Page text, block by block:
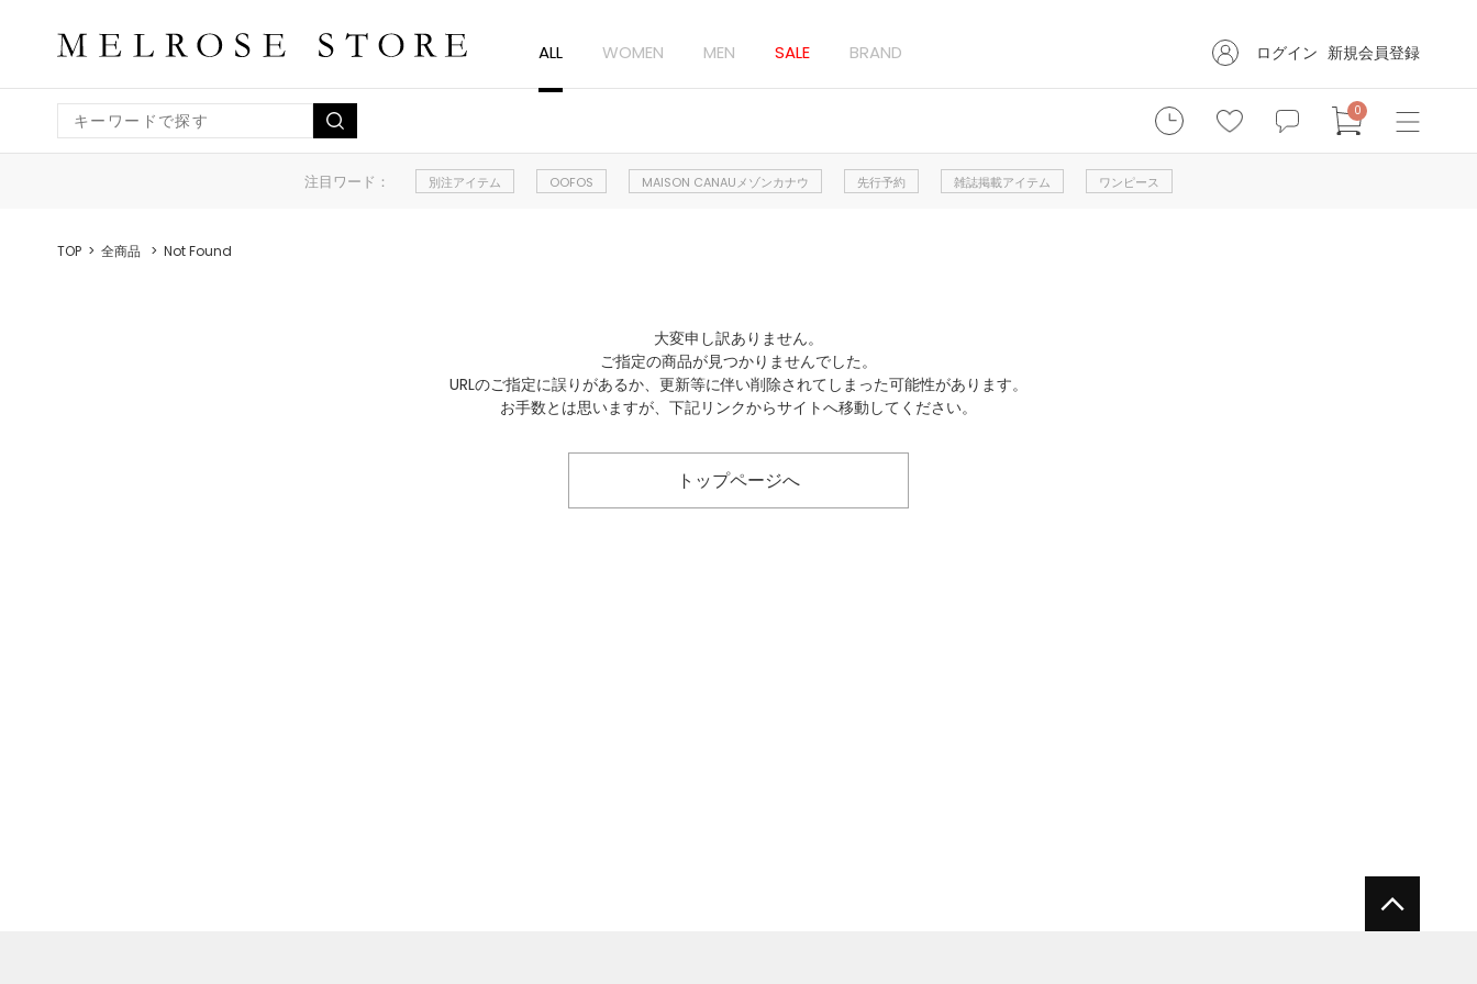
ALL WOMEN MEN SALE BRAND ログイン 新規会員登録
0
注目ワード： 別注アイテム OOFOS MAISON CANAUメゾンカナウ 先行予約 雑誌掲載アイテム ワンピース
TOP 全商品 Not Found
大変申し訳ありません。
ご指定の商品が見つかりませんでした。
URLのご指定に誤りがあるか、更新等に伴い削除されてしまった可能性があります。
お手数とは思いますが、下記リンクからサイトへ移動してください。
トップページへ